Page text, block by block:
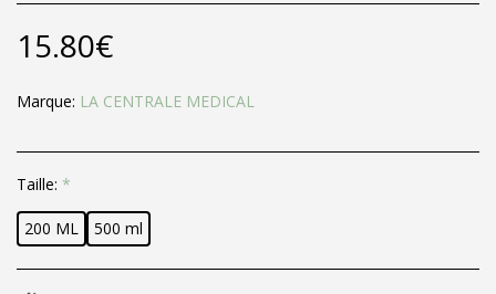
15.80€
Marque: LA CENTRALE MEDICAL
Taille: *
200 ML 500 ml